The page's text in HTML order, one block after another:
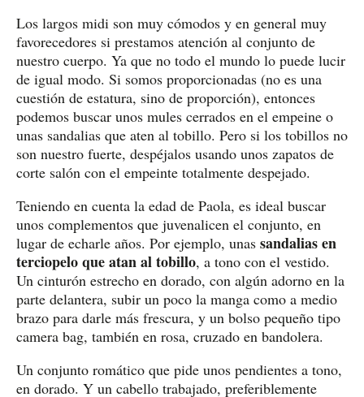
Los largos midi son muy cómodos y en general muy
favorecedores si prestamos atención al conjunto de
nuestro cuerpo. Ya que no todo el mundo lo puede lucir
de igual modo. Si somos proporcionadas (no es una
cuestión de estatura, sino de proporción), entonces
podemos buscar unos mules cerrados en el empeine o
unas sandalias que aten al tobillo. Pero si los tobillos no
son nuestro fuerte, despéjalos usando unos zapatos de
corte salón con el empeinte totalmente despejado.
Teniendo en cuenta la edad de Paola, es ideal buscar
unos complementos que juvenalicen el conjunto, en
lugar de echarle años. Por ejemplo, unas sandalias en
terciopelo que atan al tobillo, a tono con el vestido.
Un cinturón estrecho en dorado, con algún adorno en la
parte delantera, subir un poco la manga como a medio
brazo para darle más frescura, y un bolso pequeño tipo
camera bag, también en rosa, cruzado en bandolera.
Un conjunto romático que pide unos pendientes a tono,
en dorado. Y un cabello trabajado, preferiblemente